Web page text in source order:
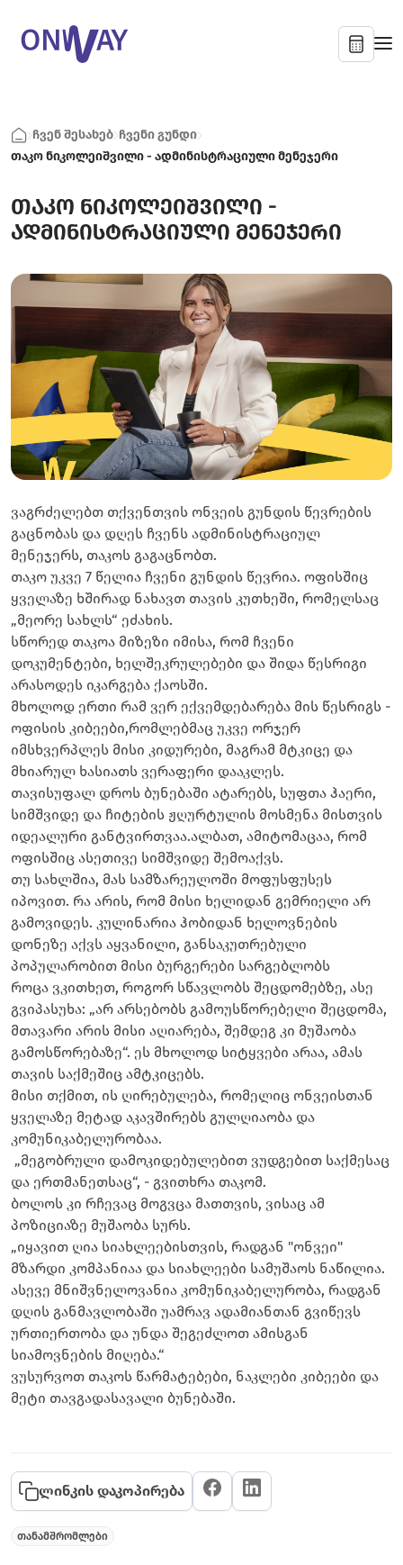
ჩვენ შესახებ ჩვენი გუნდი
თაკო ნიკოლეიშვილი - ადმინისტრაციული მენეჯერი
თაკო ნიკოლეიშვილი -
ადმინისტრაციული მენეჯერი
ვაგრძელებთ თქვენთვის ონვეის გუნდის წევრების
გაცნობას და დღეს ჩვენს ადმინისტრაციულ
მენეჯერს, თაკოს გაგაცნობთ.
თაკო უკვე 7 წელია ჩვენი გუნდის წევრია. ოფისშიც
ყველაზე ხშირად ნახავთ თავის კუთხეში, რომელსაც
„მეორე სახლს“ ეძახის.
სწორედ თაკოა მიზეზი იმისა, რომ ჩვენი
დოკუმენტები, ხელშეკრულებები და შიდა წესრიგი
არასოდეს იკარგება ქაოსში.
მხოლოდ ერთი რამ ვერ ექვემდებარება მის წესრიგს -
ოფისის კიბეები,რომლებმაც უკვე ორჯერ
იმსხვერპლეს მისი კიდურები, მაგრამ მტკიცე და
მხიარულ ხასიათს ვერაფერი დააკლეს.
თავისუფალ დროს ბუნებაში ატარებს, სუფთა ჰაერი,
სიმშვიდე და ჩიტების ჟღურტულის მოსმენა მისთვის
იდეალური განტვირთვაა.ალბათ, ამიტომაცაა, რომ
ოფისშიც ასეთივე სიმშვიდე შემოაქვს.
თუ სახლშია, მას სამზარეულოში მოფუსფუსეს
იპოვით. რა არის, რომ მისი ხელიდან გემრიელი არ
გამოვიდეს. კულინარია ჰობიდან ხელოვნების
დონეზე აქვს აყვანილი, განსაკუთრებული
პოპულარობით მისი ბურგერები სარგებლობს
როცა ვკითხეთ, როგორ სწავლობს შეცდომებზე, ასე
გვიპასუხა: „არ არსებობს გამოუსწორებელი შეცდომა,
მთავარი არის მისი აღიარება, შემდეგ კი მუშაობა
გამოსწორებაზე“. ეს მხოლოდ სიტყვები არაა, ამას
თავის საქმეშიც ამტკიცებს.
მისი თქმით, ის ღირებულება, რომელიც ონვეისთან
ყველაზე მეტად აკავშირებს გულღიაობა და
კომუნიკაბელურობაა.
„მეგობრული დამოკიდებულებით ვუდგებით საქმესაც
და ერთმანეთსაც“, - გვითხრა თაკომ.
ბოლოს კი რჩევაც მოგვცა მათთვის, ვისაც ამ
პოზიციაზე მუშაობა სურს.
„იყავით ღია სიახლეებისთვის, რადგან "ონვეი"
მზარდი კომპანიაა და სიახლეები სამუშაოს ნაწილია.
ასევე მნიშვნელოვანია კომუნიკაბელურობა, რადგან
დღის განმავლობაში უამრავ ადამიანთან გვიწევს
ურთიერთობა და უნდა შეგეძლოთ ამისგან
სიამოვნების მიღება.“
ვუსურვოთ თაკოს წარმატებები, ნაკლები კიბეები და
მეტი თავგადასავალი ბუნებაში.
თანამშრომლები
ლინკის დაკოპირება